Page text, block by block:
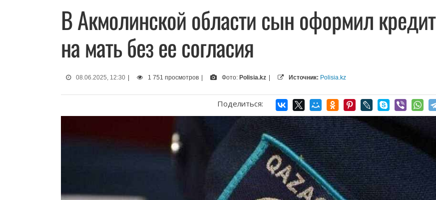
В Акмолинской области сын оформил кредит
на мать без ее согласия
08.06.2025, 12:30 | 1 751 просмотров | Фото: Polisia.kz | Источник: Polisia.kz
Поделиться: